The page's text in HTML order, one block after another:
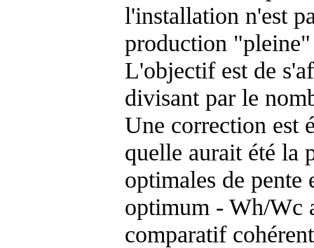
l'installation n'est
production "pleine"
L'objectif est de
divisant par le
Une correction est
quelle aurait été la
optimales de
optimum - Wh/Wc
comparatif